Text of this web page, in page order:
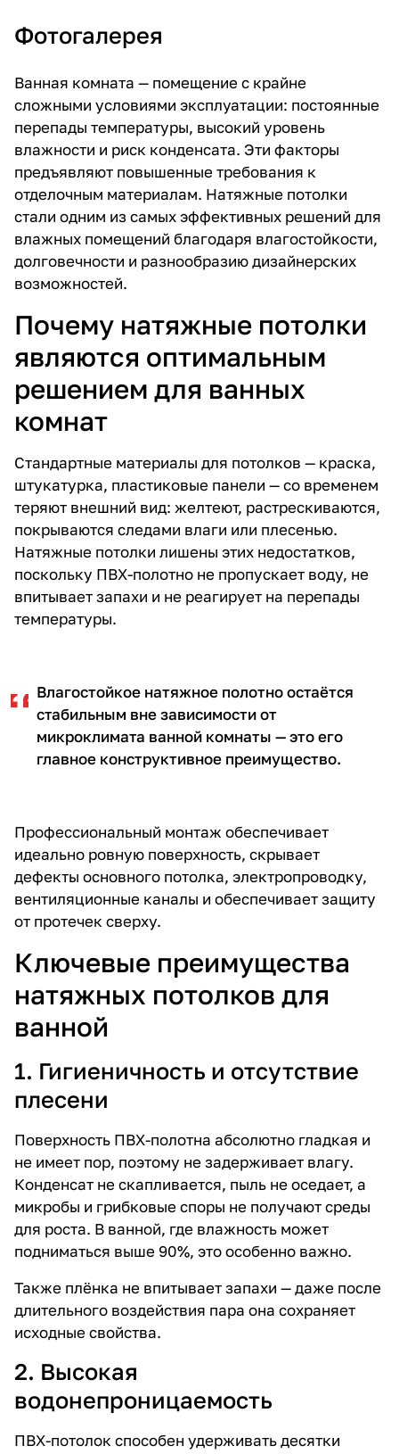
Фотогалерея
Ванная комната — помещение с крайне
сложными условиями эксплуатации: постоянные
перепады температуры, высокий уровень
влажности и риск конденсата. Эти факторы
предъявляют повышенные требования к
отделочным материалам. Натяжные потолки
стали одним из самых эффективных решений для
влажных помещений благодаря влагостойкости,
долговечности и разнообразию дизайнерских
возможностей.
Почему натяжные потолки
являются оптимальным
решением для ванных
комнат
Стандартные материалы для потолков — краска,
штукатурка, пластиковые панели — со временем
теряют внешний вид: желтеют, растрескиваются,
покрываются следами влаги или плесенью.
Натяжные потолки лишены этих недостатков,
поскольку ПВХ-полотно не пропускает воду, не
впитывает запахи и не реагирует на перепады
температуры.
Влагостойкое натяжное полотно остаётся
стабильным вне зависимости от
микроклимата ванной комнаты — это его
главное конструктивное преимущество.
Профессиональный монтаж обеспечивает
идеально ровную поверхность, скрывает
дефекты основного потолка, электропроводку,
вентиляционные каналы и обеспечивает защиту
от протечек сверху.
Ключевые преимущества
натяжных потолков для
ванной
1. Гигиеничность и отсутствие
плесени
Поверхность ПВХ-полотна абсолютно гладкая и
не имеет пор, поэтому не задерживает влагу.
Конденсат не скапливается, пыль не оседает, а
микробы и грибковые споры не получают среды
для роста. В ванной, где влажность может
подниматься выше 90%, это особенно важно.
Также плёнка не впитывает запахи — даже после
длительного воздействия пара она сохраняет
исходные свойства.
2. Высокая
водонепроницаемость
ПВХ-потолок способен удерживать десятки